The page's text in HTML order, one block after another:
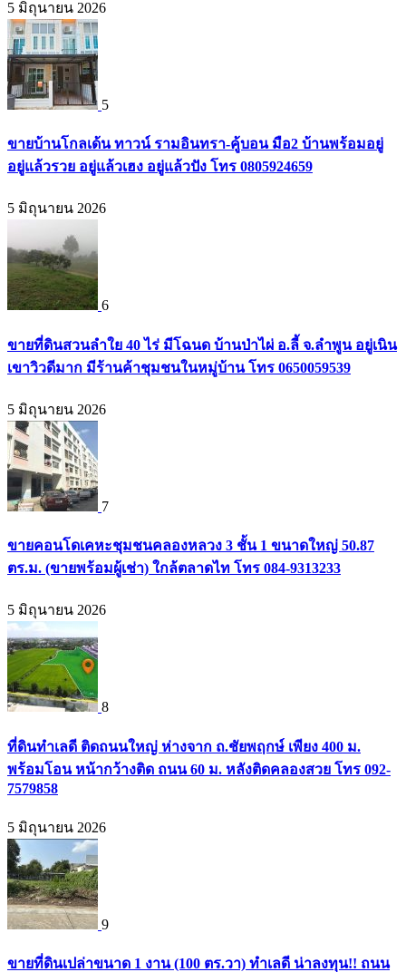
5 มิถุนายน 2026
5
ขายบ้านโกลเด้น ทาวน์ รามอินทรา-คู้บอน มือ2 บ้านพร้อมอยู่
อยู่แล้วรวย อยู่แล้วเฮง อยู่แล้วปัง โทร 0805924659
5 มิถุนายน 2026
6
ขายที่ดินสวนลำใย 40 ไร่ มีโฉนด บ้านป่าไผ่ อ.ลี้ จ.ลำพูน อยู่เนิน
เขาวิวดีมาก มีร้านค้าชุมชนในหมู่บ้าน โทร 0650059539
5 มิถุนายน 2026
7
ขายคอนโดเคหะชุมชนคลองหลวง 3 ชั้น 1 ขนาดใหญ่ 50.87
ตร.ม. (ขายพร้อมผู้เช่า) ใกล้ตลาดไท โทร 084-9313233
5 มิถุนายน 2026
8
ที่ดินทำเลดี ติดถนนใหญ่ ห่างจาก ถ.ชัยพฤกษ์ เพียง 400 ม.
พร้อมโอน หน้ากว้างติด ถนน 60 ม. หลังติดคลองสวย โทร 092-
7579858
5 มิถุนายน 2026
9
ขายที่ดินเปล่าขนาด 1 งาน (100 ตร.วา) ทำเลดี น่าลงทุน!! ถนน